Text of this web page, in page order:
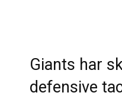
Giants har
defensive